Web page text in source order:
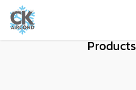
Products